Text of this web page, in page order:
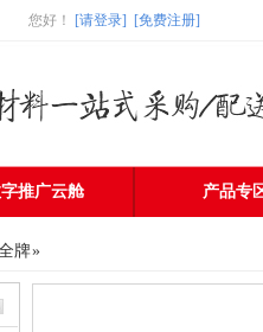
您好 ！ [请登录] [免费注册]
推广云舱 产品专
牌»